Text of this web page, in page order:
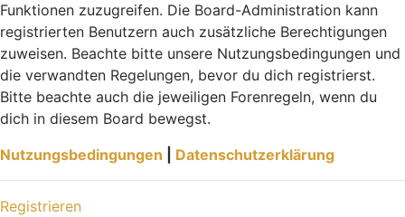
Funktionen zuzugreifen. Die Board-Administration kann
registrierten Benutzern auch zusätzliche Berechtigungen
zuweisen. Beachte bitte unsere Nutzungsbedingungen und
die verwandten Regelungen, bevor du dich registrierst.
Bitte beachte auch die jeweiligen Forenregeln, wenn du
dich in diesem Board bewegst.
Nutzungsbedingungen
Datenschutzerklärung
Registrieren